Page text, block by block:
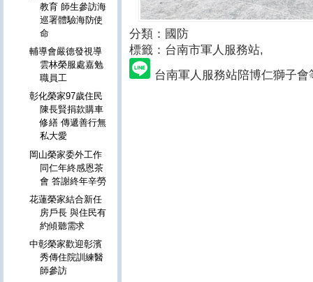
分類：國防
標籤：台南市軍人服務站,
台南軍人服務站陪博仁獅子
教育 師生參訪海
巡署體驗海防使
命
輔導會嚴德發視導
雲林榮服處嘉勉
職員工
彰化榮家97歲住民
陳長賢捐款購車
修繕 傳遞善行無
私大愛
岡山榮家委外工作
同仁年終感恩茶
會 答謝終年辛勞
花蓮榮家結合新任
房戶長 與住民有
約傾聽需求
中彰榮家歡迎彰濱
秀傳住院訓練醫
師參訪